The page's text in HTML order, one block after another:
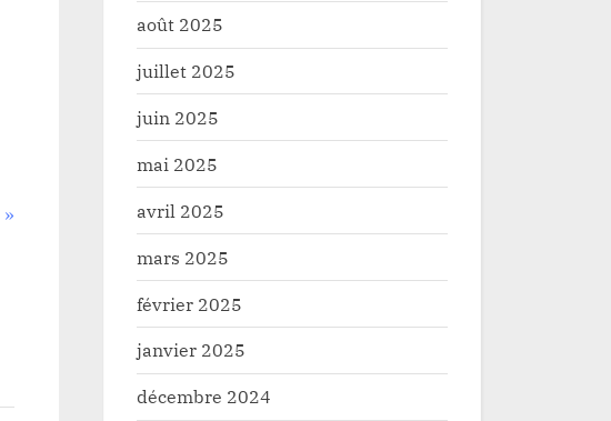
août 2025
juillet 2025
juin 2025
mai 2025
avril 2025
mars 2025
février 2025
janvier 2025
décembre 2024